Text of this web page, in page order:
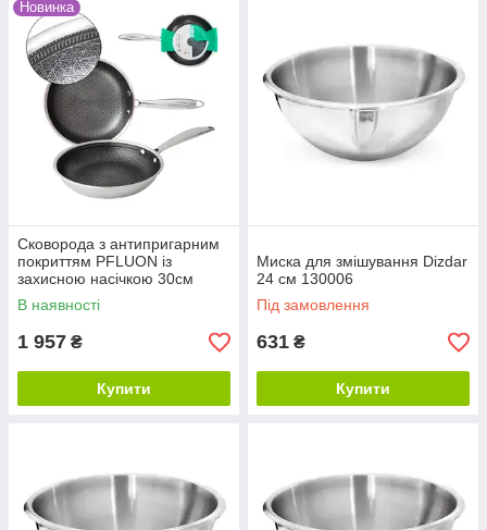
Новинка
Сковорода з антипригарним
покриттям PFLUON із
захисною насічкою 30см
9090-30
В наявності
1 957 ₴
Купити
Миска для змішування Dizdar
24 см 130006
Під замовлення
631 ₴
Купити